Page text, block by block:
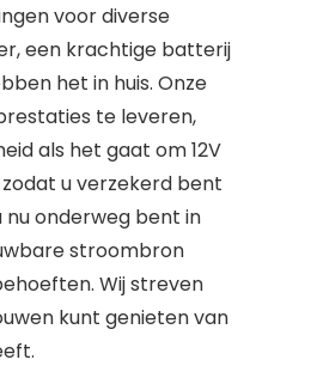
voor diverse
een krachtige batterij
het in huis. Onze
te leveren,
als het gaat om12V
zodat u verzekerd bent
onderweg bent in
stroombron
Wij streven
kunt genieten van